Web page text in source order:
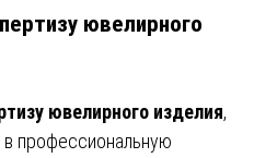
ювелирного
ювелирного изделия,
профессиональную